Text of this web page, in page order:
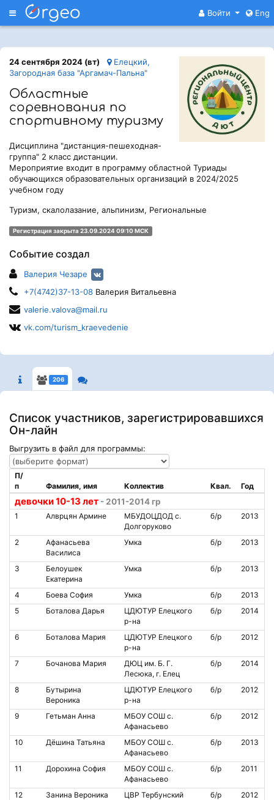
Меню Войти Eng
24 сентября 2024 (вт)
Елецкий,
Загородная база "Аргамач-Пальна"
Областные
соревнования по
спортивному туризму
Дисциплина "дистанция-пешеходная-
группа" 2 класс дистанции.
Мероприятие входит в программу областной Туриады
обучающихся образовательных организаций в 2024/2025
учебном году
Туризм, скалолазание, альпинизм, Региональные
Регистрация закрыта 23.09.2024 09:10 МСК
Событие создал
Валерия Чезаре
+7(4742)37-13-08 Валерия Витальевна
valerie.valova@mail.ru
vk.com/turism_kraevedenie
206
Список участников, зарегистрировавшихся
Он-лайн
Выгрузить в файл для программы:
девочки 10-13 лет - 2011-2014 гр
П/
п
Фамилия, имя Коллектив Квал. Год
1 Алврцян Армине
МБУДОЦДОД с.
Долгоруково
б/р 2013
2
Афанасьева
Василиса
Умка б/р 2013
3
Белоушек
Екатерина
Умка б/р 2013
4 Боева София Умка б/р
2013
5
Боталова Дарья
ЦДЮТУР Елецкого
р-на
б/р 2014
6 Боталова Мария
ЦДЮТУР Елецкого
р-на
б/р 2012
7 Бочанова Мария
ДЮЦ им. Б. Г.
Лесюка, г. Елец
б/р 2014
8
Бутырина
Вероника
ЦДЮТУР Елецкого
р-на
б/р 2012
9 Гетьман Анна
МБОУ СОШ с.
Афанасьево
б/р 2012
10 Дёшина Татьяна
МБОУ СОШ с.
Афанасьево
б/р 2013
11 Дорохина София
МБОУ СОШ с.
Афанасьево
б/р 2011
12 Занина Вероника
ЦВР Тербунский
б/р 2012